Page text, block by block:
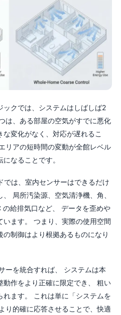
クでは、システムはしばしば2
は、ある部屋の空気がすでに悪化
変化がなく、対応が遅れるこ
リアの短時間の変動が全館レベル
なることです。
では、室内センサーはできるだけ
局所汚染源、空気清浄機、角、
給排気口など、 データを歪めや
ます。 つまり、実際の使用空間
制御はより根拠あるものになり
ーを統合すれば、 システムは本
動作をより正確に限定でき、 粗い
ます。 これは単に「システムを
り的確に応答させることで、快適